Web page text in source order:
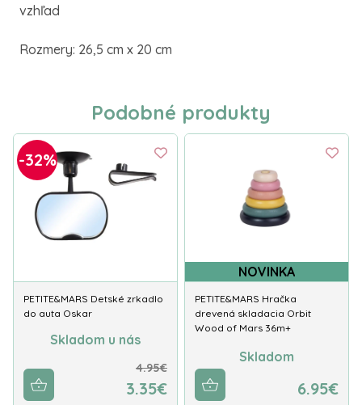
vzhľad
Rozmery: 26,5 cm x 20 cm
Podobné produkty
-32%
PETITE&MARS Detské zrkadlo
do auta Oskar
Skladom u nás
4.95€
3.35€
NOVINKA
PETITE&MARS Hračka
drevená skladacia Orbit
Wood of Mars 36m+
Skladom
6.95€